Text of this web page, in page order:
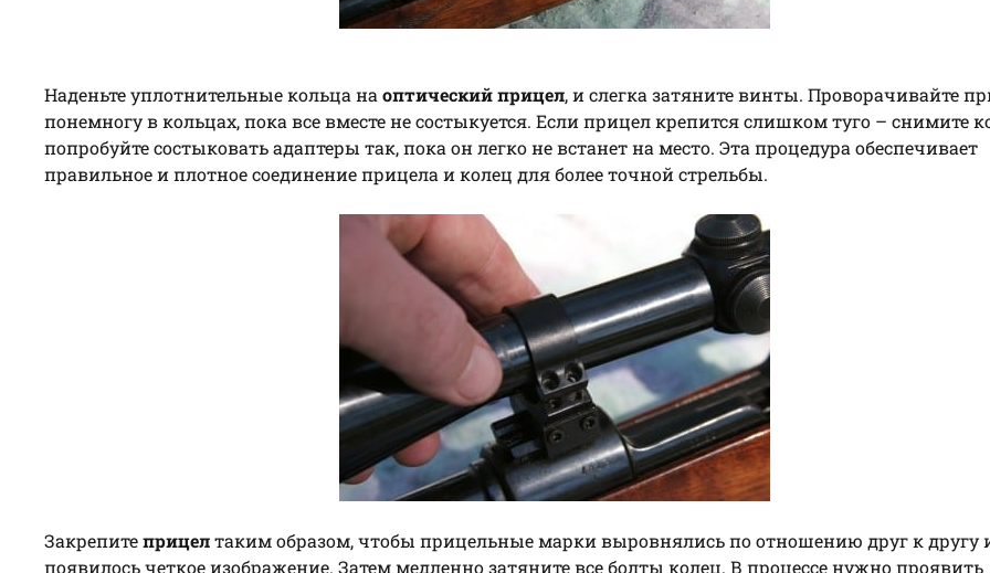
Наденьте уплотнительные кольца наоптический прицел, и слегка затяните винты. Проворачивайте
понемногу в кольцах, пока все вместе не состыкуется. Если прицел крепится слишком туго – снимите
попробуйте состыковать адаптеры так, пока он легко не встанет на место. Эта процедура обеспечивает
правильное и плотное соединение прицела и колец для более точной стрельбы.
Закрепитеприцелтаким образом, чтобы прицельные марки выровнялись по отношению друг к другу
появилось четкое изображение. Затем медленно затяните все болты колец. В процессе нужно проявить